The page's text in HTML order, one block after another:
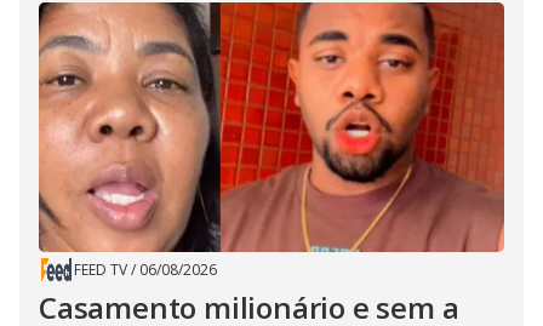
FEED TV/ 06/08/2026
Casamento milionário e sem a